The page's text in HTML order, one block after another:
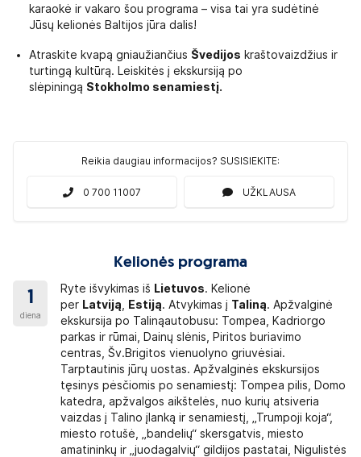
karaokė ir vakaro šou programa – visa tai yra sudėtinė
Jūsų kelionės Baltijos jūra dalis!
Atraskite kvapą gniaužiančius Švedijos kraštovaizdžius ir
turtingą kultūrą. Leiskitės į ekskursiją po
slėpiningą Stokholmo senamiestį.
Reikia daugiau informacijos? SUSISIEKITE:
0 700 11007 UŽKLAUSA
Kelionės programa
1
diena
Ryte išvykimas iš Lietuvos. Kelionė
per Latviją Estiją. Atvykimas į Taliną. Apžvalginė
ekskursija po Talinąautobusu: Tompea, Kadriorgo
parkas ir rūmai, Dainų slėnis, Piritos buriavimo
centras, Šv.Brigitos vienuolyno griuvėsiai.
Tarptautinis jūrų uostas. Apžvalginės ekskursijos
tęsinys pėsčiomis po senamiestį: Tompea pilis, Domo
katedra, apžvalgos aikštelės, nuo kurių atsiveria
vaizdas į Talino įlanką ir senamiestį, „Trumpoji koja“,
miesto rotušė, „bandelių“ skersgatvis, miesto
amatininkų ir „juodagalvių“ gildijos pastatai, Nigulistės